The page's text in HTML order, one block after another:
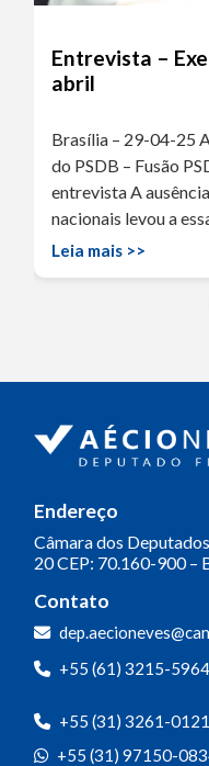
Entrevista –
abril
Brasília – 29-04-25
do PSDB – Fusão
entrevista A
nacionais levou a
Leia mais >>
Endereço
Câmara dos Deputados
20CEP: 70.160-900 –
Contato
+55 (61) 3215-5964
+55 (31) 3261-0121
+55 (31) 97150-